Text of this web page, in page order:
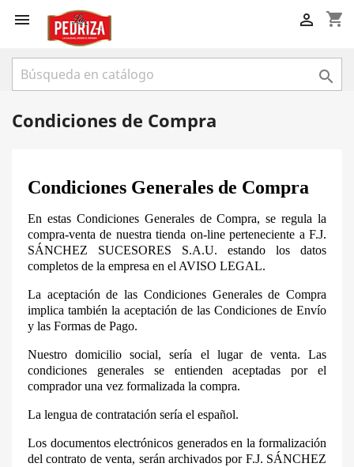
 shopping_cart


Condiciones de Compra
Condiciones Generales de Compra
En estas Condiciones Generales de Compra, se regula la
compra-venta de nuestra tienda on-line perteneciente a F.J.
SÁNCHEZ SUCESORES S.A.U. estando los datos
completos de la empresa en el AVISO LEGAL.
La aceptación de las Condiciones Generales de Compra
implica también la aceptación de las Condiciones de Envío
y las Formas de Pago.
Nuestro domicilio social, sería el lugar de venta. Las
condiciones generales se entienden aceptadas por el
comprador una vez formalizada la compra.
La lengua de contratación sería el español.
Los documentos electrónicos generados en la formalización
del contrato de venta, serán archivados por F.J. SÁNCHEZ